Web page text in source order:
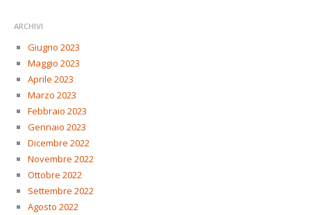
ARCHIVI
Giugno 2023
Maggio 2023
Aprile 2023
Marzo 2023
Febbraio 2023
Gennaio 2023
Dicembre 2022
Novembre 2022
Ottobre 2022
Settembre 2022
Agosto 2022